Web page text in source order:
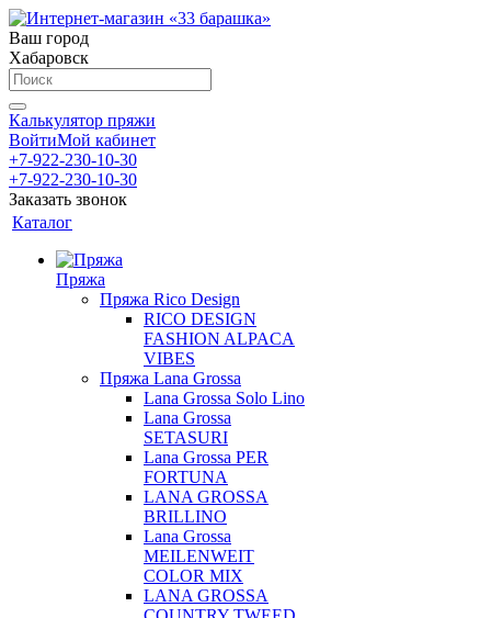
Ваш город
Хабаровск
Калькулятор пряжи
ВойтиМой кабинет
+7-922-230-10-30
+7-922-230-10-30
Заказать звонок
Каталог
Пряжа
Пряжа Rico Design
RICO DESIGN
FASHION ALPACA
VIBES
Пряжа Lana Grossa
Lana Grossa Solo Lino
Lana Grossa
SETASURI
Lana Grossa PER
FORTUNA
LANA GROSSA
BRILLINO
Lana Grossa
MEILENWEIT
COLOR MIX
LANA GROSSA